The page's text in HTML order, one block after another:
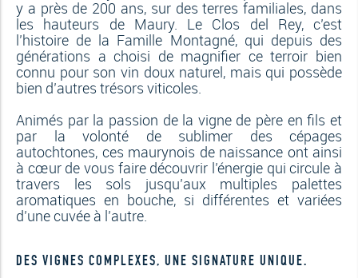
y a près de 200 ans, sur des terres familiales, dans
les hauteurs de Maury. Le Clos del Rey, c’est
l’histoire de la Famille Montagné, qui depuis des
générations a choisi de magnifier ce terroir bien
connu pour son vin doux naturel, mais qui possède
bien d’autres trésors viticoles.
Animés par la passion de la vigne de père en fils et
par la volonté de sublimer des cépages
autochtones, ces maurynois de naissance ont ainsi
à cœur de vous faire découvrir l’énergie qui circule à
travers les sols jusqu’aux multiples palettes
aromatiques en bouche, si différentes et variées
d’une cuvée à l’autre.
DES VIGNES COMPLEXES, UNE SIGNATURE UNIQUE.